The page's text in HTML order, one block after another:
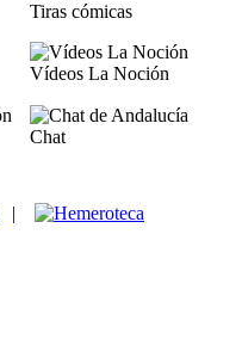
Tiras cómicas
Vídeos La Noción
Chat
|